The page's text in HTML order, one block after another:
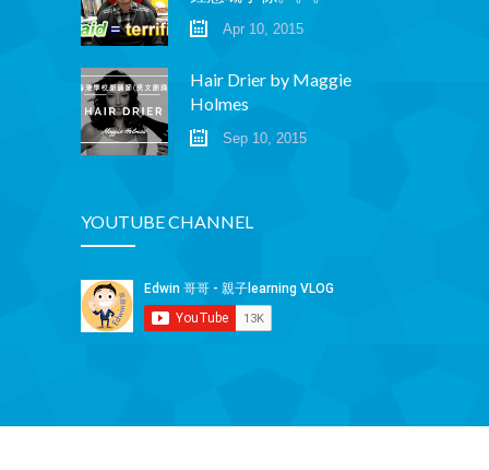
Apr 10, 2015
Hair Drier by Maggie
Holmes
Sep 10, 2015
YOUTUBE CHANNEL